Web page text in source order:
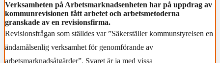
Verksamheten på Arbetsmarknadsenheten har på uppdrag av
kommunrevisionen fått arbetet och arbetsmetoderna
granskade av en revisionsfirma.
Revisionsfrågan som ställdes var ”Säkerställer kommunstyrelsen en
ändamålsenlig verksamhet för genomförande av
arbetsmarknadsåtgärder”. Svaret är ja med vissa